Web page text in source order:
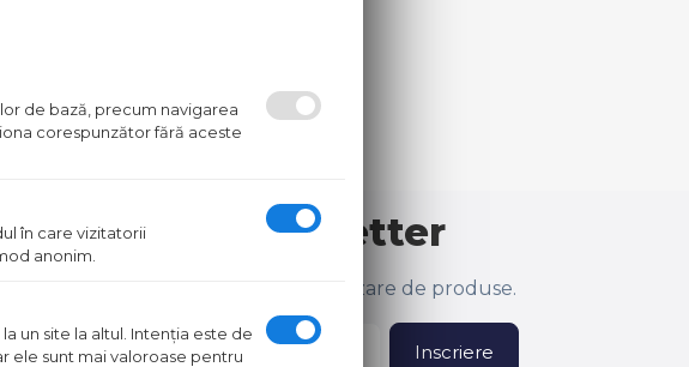
te la newsletter
oferte exclusive și ultima actualizare de produse.
Inscriere
de bază, precum navigarea
corespunzător fără aceste
în care vizitatorii
anonim.
un site la altul. Intenţia este de
ele sunt mai valoroase pentru